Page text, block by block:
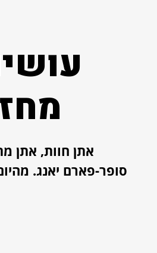
אתן חוות, אתן
סופר-פארם יאנג.